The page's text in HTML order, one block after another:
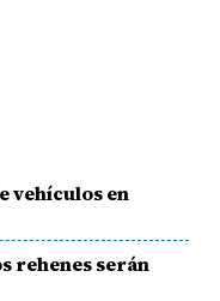
vehículos en
rehenes serán